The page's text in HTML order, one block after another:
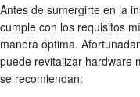
Antes de sumergirte en la
cumple con los requisitos
manera óptima.
puede revitalizar hardware
se recomiendan: